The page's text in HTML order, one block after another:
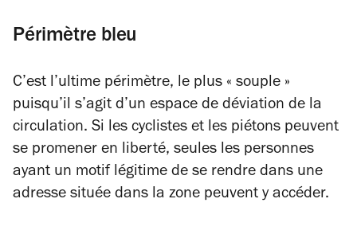
Périmètre bleu
C’est l’ultime périmètre, le plus « souple »
puisqu’il s’agit d’un espace de déviation de la
circulation. Si les cyclistes et les piétons peuvent
se promener en liberté, seules les personnes
ayant un motif légitime de se rendre dans une
adresse située dans la zone peuvent y accéder.